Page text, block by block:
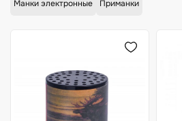
Манки электронные Приманки